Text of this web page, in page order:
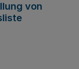
von